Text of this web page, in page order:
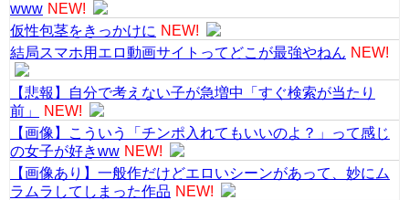
www NEW!
仮性包茎をきっかけに NEW!
結局スマホ用エロ動画サイトってどこが最強やねん NEW!
【悲報】自分で考えない子が急増中「すぐ検索が当たり
前」
NEW!
【画像】こういう「チンポ入れてもいいのよ？」って感じ
の女子が好きww NEW!
【画像あり】一般作だけどエロいシーンがあって、妙にム
ラムラしてしまった作品 NEW!